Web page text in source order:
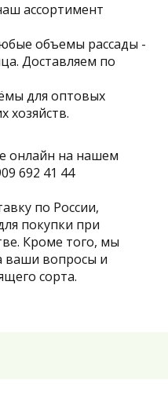
ассортимент
объемы рассады -
Доставляем по
для оптовых
хозяйств.
онлайн на нашем
692 41 44
по России,
покупки при
Кроме того, мы
ваши вопросы и
сорта.